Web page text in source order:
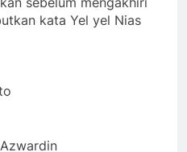
kata Yel yel Nias